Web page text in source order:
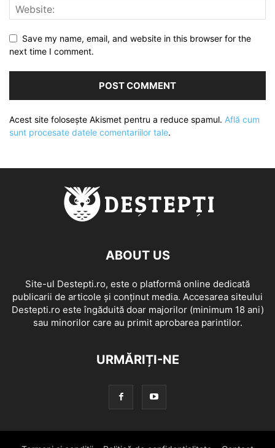
Save my name, email, and website in this browser for the
next time I comment.
Acest site folosește Akismet pentru a reduce spamul. Află cum
sunt procesate datele comentariilor tale.
ABOUT US
Site-ul Destepti.ro, este o platformă online dedicată
publicarii de articole și conținut media. Accesarea siteului
Destepti.ro este îngăduită doar majorilor (minimum 18 ani)
sau minorilor care au primit aprobarea parintilor.
URMĂRIȚI-NE